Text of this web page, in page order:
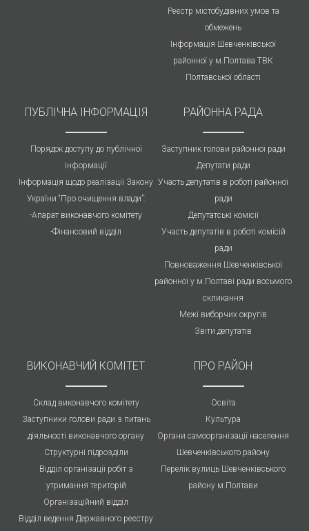
Реєстр містобудівних умов та
обмежень
Інформація Шевченківської
районної у м.Полтава ТВК
Полтавської області
ПУБЛIЧНА IНФОРМАЦІЯ
Порядок доступу до публічної
інформації
Інформація щодо реалізації Закону
України “Про очищення влади”:
-Апарат виконавчого комітету
-Фінансовий відділ
РАЙОННА РАДА
Заступник голови районної ради
Депутати ради
Участь депутатів в роботі районної
ради
Депутатські комісії
Участь депутатів в роботі комісій
ради
Повноваження Шевченківської
районної у м.Полтаві ради восьмого
скликання
Межі виборчих округів
Звіти депутатів
ВИКОНАВЧИЙ КОМІТЕТ
Склад виконавчого комітету
Заступники голови ради з питань
діяльності виконавчого органу
Структурні підрозділи
Відділ організації робіт з
утримання територій
Організаційний відділ
Відділ ведення Державного реєстру
ПРО РАЙОН
Освіта
Культура
Органи самоорганізації населення
Шевченківського району
Перелік вулиць Шевченківського
району м.Полтави